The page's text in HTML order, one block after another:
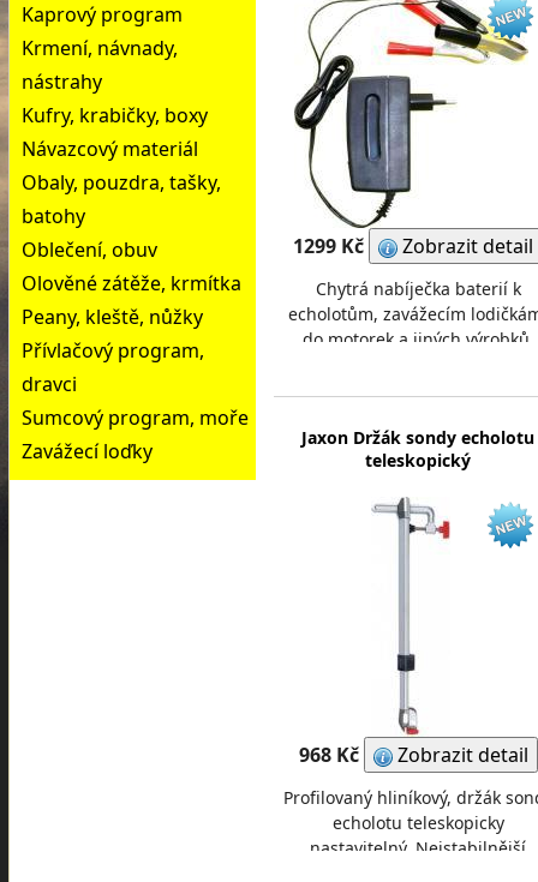
Kaprový program
Krmení, návnady,
nástrahy
Kufry, krabičky, boxy
Návazcový materiál
Obaly, pouzdra, tašky,
batohy
Oblečení, obuv
Olověné zátěže, krmítka
Peany, kleště, nůžky
Přívlačový program,
dravci
Sumcový program, moře
Zavážecí loďky
1299 Kč Zobrazit detail
Chytrá nabíječka baterií k
echolotům, zavážecím
do motorek a jiných výrobků.
Jaxon Držák sondy echolotu
teleskopický
968 Kč Zobrazit detail
Profilovaný hliníkový, držák
echolotu teleskopicky
nastavitelný. Nejstabilnější